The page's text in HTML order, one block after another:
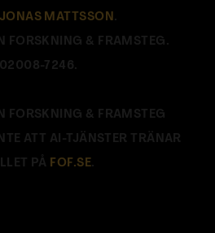
JONAS MATTSSON .
FORSKNING & FRAMSTEG.
7246.
FORSKNING & FRAMSTEG
ATT AI-TJÄNSTER TRÄNAR
PÅ FOF.SE.